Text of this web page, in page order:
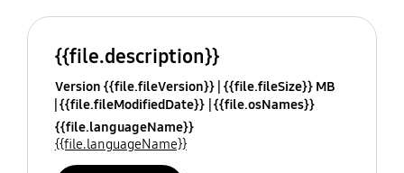
{{file.description}}
Version {{file.fileVersion}} {{file.fileSize}} MB
{{file.fileModifiedDate}} {{file.osNames}}
{{file.languageName}}
{{file.languageName}}